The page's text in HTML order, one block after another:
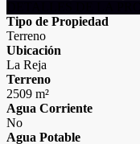
Tipo de Propiedad
Terreno
Ubicación
La Reja
Terreno
2509 m²
Agua Corriente
No
Agua Potable